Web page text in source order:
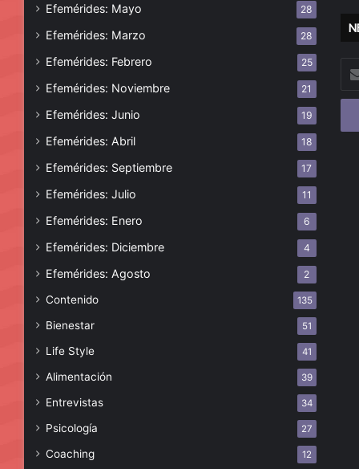
Efemérides: Mayo 28
Efemérides: Marzo 28
Efemérides: Febrero 25
Efemérides: Noviembre 21
Efemérides: Junio 19
Efemérides: Abril 18
Efemérides: Septiembre 17
Efemérides: Julio 11
Efemérides: Enero 6
Efemérides: Diciembre 4
Efemérides: Agosto 2
Contenido 135
Bienestar 51
Life Style 41
Alimentación 39
Entrevistas 34
Psicología 27
Coaching 12